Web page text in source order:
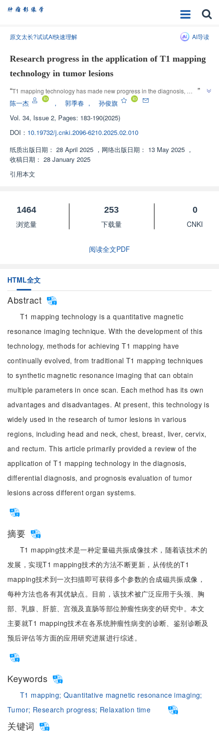
原文太长?试试AI快速理解 AI导读
Research progress in the application of T1 mapping
technology in tumor lesions
“T1 mapping technology has made new progress in the diagnosis,
differential diagnosis, and prognosis evaluation of tumor lesions, providing
”
陈一杰 ， 郭季春 ，
孙俊旗
Vol. 34, Issue 2, Pages: 183-190(2025)
DOI： 10.19732/j.cnki.2096-6210.2025.02.010
纸质出版日期： 28 April 2025 ， 网络出版日期： 13 May 2025 ，
收稿日期： 28 January 2025
引用本文
1464
浏览量
253
下载量
0
CNKI
阅读全文PDF
HTML全文
Abstract
T1 mapping technology is a quantitative magnetic
resonance imaging technique. With the development of this
technology, methods for achieving T1 mapping have
continually evolved, from traditional T1 mapping techniques
to synthetic magnetic resonance imaging that can obtain
multiple parameters in once scan. Each method has its own
advantages and disadvantages. At present, this technology is
widely used in the research of tumor lesions in various
regions, including head and neck, chest, breast, liver, cervix,
and rectum. This article primarily provided a review of the
application of T1 mapping technology in the diagnosis,
differential diagnosis, and prognosis evaluation of tumor
lesions across different organ systems.
摘要
T1 mapping技术是一种定量磁共振成像技术，随着该技术的
发展，实现T1 mapping技术的方法不断更新，从传统的T1
mapping技术到一次扫描即可获得多个参数的合成磁共振成像，
每种方法也各有其优缺点。目前，该技术被广泛应用于头颈、胸
部、乳腺、肝脏、宫颈及直肠等部位肿瘤性病变的研究中。本文
主要就T1 mapping技术在各系统肿瘤性病变的诊断、鉴别诊断及
预后评估等方面的应用研究进展进行综述。
Keywords
T1 mapping;Quantitative magnetic resonance imaging;
Tumor; Research progress; Relaxation time
关键词